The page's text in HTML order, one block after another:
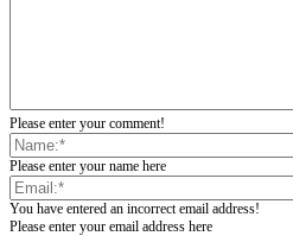
Please enter your comment!
Please enter your name here
You have entered an incorrect email address!
Please enter your email address here